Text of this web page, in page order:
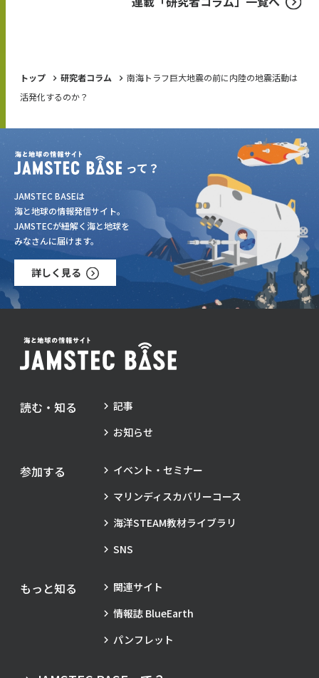
トップ 研究者コラム
南海トラフ巨大地震の前に内陸の地震活動は
活発化するのか？
JAMSTEC BASEは
海と地球の情報発信サイト。
JAMSTECが紐解く海と地球を
みなさんに届けます。
詳しく見る
読む・知る
記事
お知らせ
参加する
イベント・セミナー
マリンディスカバリーコース
海洋STEAM教材ライブラリ
SNS
もっと知る
関連サイト
情報誌 BlueEarth
パンフレット